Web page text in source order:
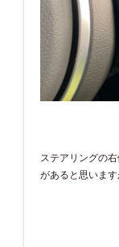
ステアリングの
があると思いま